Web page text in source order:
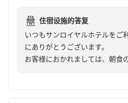
住宿设施的答复
いつもサンロイヤルホテルをご
にありがとうございます。
お客様におかれましては、朝食